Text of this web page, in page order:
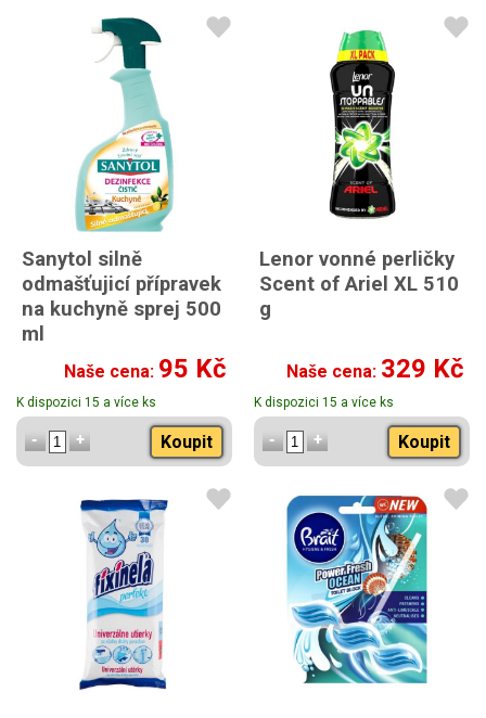
Sanytol silně
odmašťujicí přípravek
na kuchyně sprej 500
ml
Naše cena: 95 Kč
K dispozici 15 a více ks
Koupit
Lenor vonné perličky
Scent of Ariel XL 510
g
Naše cena: 329 Kč
K dispozici 15 a více ks
Koupit